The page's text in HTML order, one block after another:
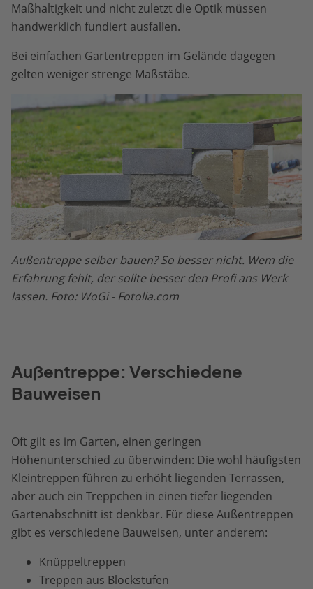
Maßhaltigkeit und nicht zuletzt die Optik müssen
handwerklich fundiert ausfallen.
Bei einfachen Gartentreppen im Gelände dagegen
gelten weniger strenge Maßstäbe.
Außentreppe selber bauen? So besser nicht. Wem die
Erfahrung fehlt, der sollte besser den Profi ans Werk
lassen. Foto: WoGi - Fotolia.com
Außentreppe: Verschiedene
Bauweisen
Oft gilt es im Garten, einen geringen
Höhenunterschied zu überwinden: Die wohl häufigsten
Kleintreppen führen zu erhöht liegenden Terrassen,
aber auch ein Treppchen in einen tiefer liegenden
Gartenabschnitt ist denkbar. Für diese Außentreppen
gibt es verschiedene Bauweisen, unter anderem:
Knüppeltreppen
Treppen aus Blockstufen